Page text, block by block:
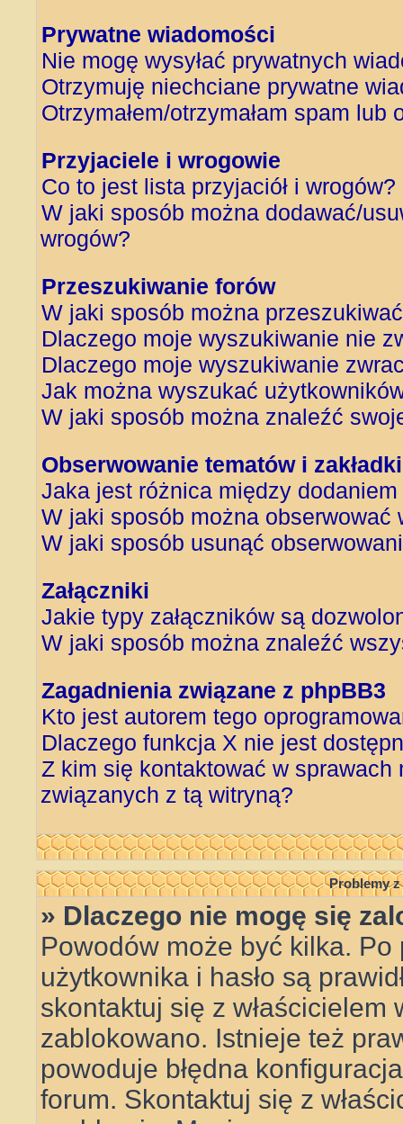
Prywatne wiadomości
Nie mogę wysyłać prywatnych
Otrzymuję niechciane prywatne
Otrzymałem/otrzymałam spam
Przyjaciele i wrogowie
Co to jest lista przyjaciół i wrogów?
W jaki sposób można dodawać/
wrogów?
Przeszukiwanie forów
W jaki sposób można
Dlaczego moje wyszukiwanie nie
Dlaczego moje wyszukiwanie
Jak można wyszukać
W jaki sposób można znaleźć
Obserwowanie tematów i zakładki
Jaka jest różnica między
W jaki sposób można obserwować
W jaki sposób usunąć
Załączniki
Jakie typy załączników są
W jaki sposób można znaleźć
Zagadnienia związane z phpBB3
Kto jest autorem tego
Dlaczego funkcja X nie jest
Z kim się kontaktować w
związanych z tą witryną?
Problemy
» Dlaczego nie mogę się
Powodów może być kilka.
użytkownika i hasło są
skontaktuj się z
zablokowano. Istnieje też
powoduje błędna
forum. Skontaktuj się z